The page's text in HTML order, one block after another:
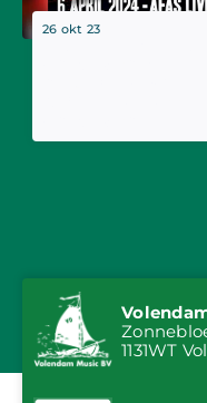
26 okt 23
1131WT